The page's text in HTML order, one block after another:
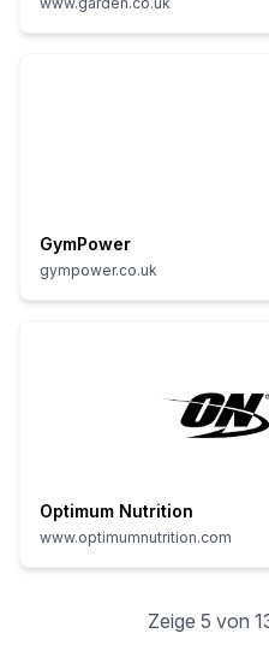
GymPower
gympower.co.uk
Optimum Nutrition
www.optimumnutrition.com
Zeige 5 von